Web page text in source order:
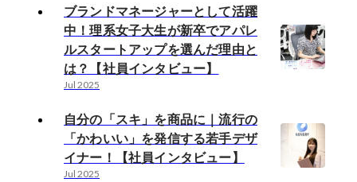
ブランドマネージャーとして活躍
中！理系女子大生が新卒でアパレ
ルスタートアップを選んだ理由と
は？【社員インタビュー】
Jul 2025
自分の「スキ」を商品に｜流行の
「かわいい」を発信する若手デザ
イナー！【社員インタビュー】
Jul 2025